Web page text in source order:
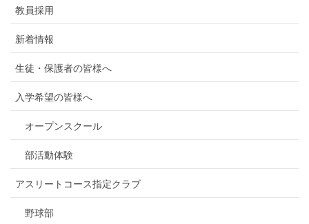
教員採用
新着情報
生徒・保護者の皆様へ
入学希望の皆様へ
オープンスクール
部活動体験
アスリートコース指定クラブ
野球部